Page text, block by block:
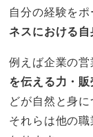
自分の経験をポ
ネスにおける
例えば企業の
を伝える力・
どが自然と身に
それらは他の